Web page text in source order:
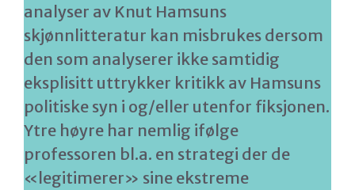
analyser av Knut Hamsuns
skjønnlitteratur kan misbrukes dersom
den som analyserer ikke samtidig
eksplisitt uttrykker kritikk av Hamsuns
politiske syn i og/eller utenfor fiksjonen.
Ytre høyre har nemlig ifølge
professoren bl.a. en strategi der de
«legitimerer» sine ekstreme